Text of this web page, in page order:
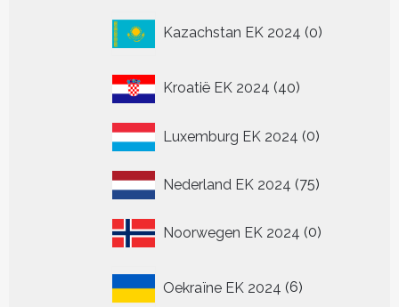
Kazachstan EK 2024 0
producten
Kroatië EK 2024 4040
Luxemburg EK 2024 00
Nederland EK 2024 7575
Noorwegen EK 2024 00
Oekraïne EK 2024 6
producten